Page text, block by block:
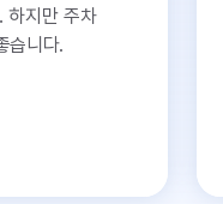
하지만 주차
습니다.